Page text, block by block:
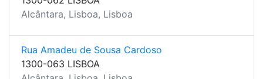
Alcântara, Lisboa, Lisboa
Rua Amadeu de Sousa Cardoso
1300-063 LISBOA